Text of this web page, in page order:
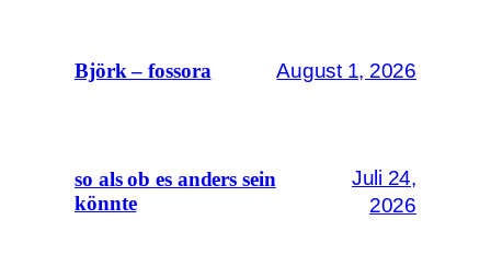
Björk – fossora August 1, 2026
so als ob es anders sein
könnte
Juli 24,
2026